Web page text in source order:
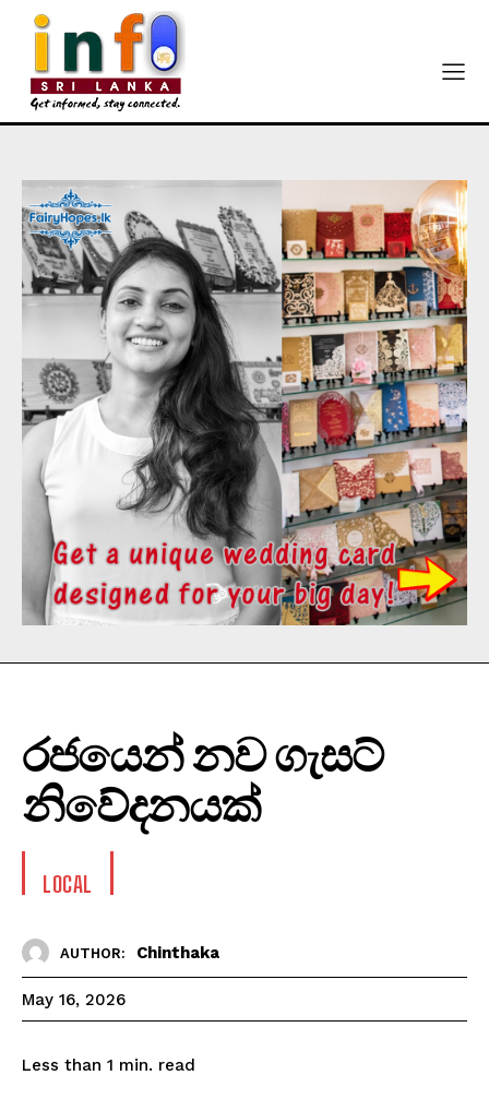
රජයෙන් නව ගැසට්
නිවේදනයක්
LOCAL
AUTHOR: Chinthaka
May 16, 2026
Less than 1 min. read